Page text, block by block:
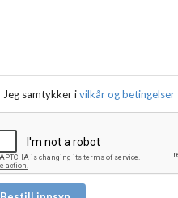
Jeg samtykker i vilkår og betingelser